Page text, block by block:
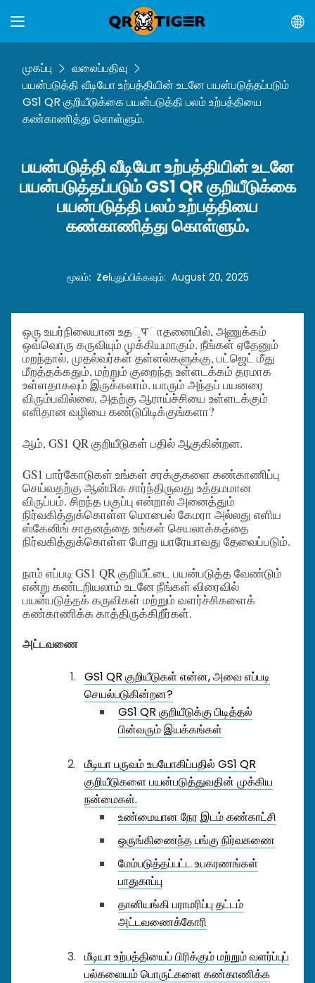
முகப்பு
வலைப்பதிவு
பயன்படுத்தி வீடியோ உற்பத்தியின் உடனே பயன்படுத்தப்படும்
GS1 QR குறியீடுக்கை பயன்படுத்தி பலம் உற்பத்தியை
கண்காணித்து கொள்ளும்.
பயன்படுத்தி வீடியோ உற்பத்தியின் உடனே
பயன்படுத்தப்படும் GS1 QR குறியீடுக்கை
பயன்படுத்தி பலம் உற்பத்தியை
கண்காணித்து கொள்ளும்.
மூலம்: Zelபுதுப்பிக்கவும்: August 20, 2025
ஒரு உயர்நிலையான உத्पாதனையில், அணுக்கம்
ஒவ்வொரு கருவியும் முக்கியமாகும். நீங்கள் ஏதேனும்
மறந்தால், முதல்வர்கள் தள்ளல்களுக்கு, பட்ஜெட் மீது
மீறத்தக்கதும், மற்றும் குறைந்த உள்ளடக்கம் தரமாக
உள்ளதாகவும் இருக்கலாம். யாரும் அந்தப் பயனரை
விரும்பவில்லை, அதற்கு ஆராய்ச்சியை உள்ளடக்கும்
எளிதான வழியை கண்டுபிடிக்குங்களா?
ஆம், GS1 QR குறியீடுகள் பதில் ஆகுகின்றன.
GS1 பார்கோடுகள் உங்கள் சரக்குகளை கண்காணிப்பு
செய்வதற்கு ஆன்மிக சார்ந்திருவது உத்தமமான
விருப்பம். சிறந்த பகுப்பு என்றால் அனைத்தும்
நிர்வகித்துக்கொள்ள மொபைல் கேமரா அல்லது எளிய
ஸ்கேனிங் சாதனத்தை உங்கள் செயலாக்கத்தை
நிர்வகித்துக்கொள்ள போது யாரேயாவது தேவைப்படும்.
நாம் எப்படி GS1 QR குறியீட்டை பயன்படுத்த வேண்டும்
என்று கண்டறியலாம் உடனே நீங்கள் விரைவில்
பயன்படுத்தக் கருவிகள் மற்றும் வளர்ச்சிகளைக்
கண்காணிக்க காத்திருக்கிறீர்கள்.
அட்டவணை
GS1 QR குறியீடுகள் என்ன, அவை எப்படி
செயல்படுகின்றன?
GS1 QR குறியீடுக்கு பிடித்தல்
பின்வரும் இயக்கங்கள்
மீடியா பருவம் உபயோகிப்பதில் GS1 QR
குறியீடுகளை பயன்படுத்துவதின் முக்கிய
நன்மைகள்.
உண்மையான நேர இடம் கண்காட்சி
ஒருங்கிணைந்த பங்கு நிர்வகணை
மேம்படுத்தப்பட்ட உபகரணங்கள்
பாதுகாப்பு
தானியங்கி பராமரிப்பு தட்டம்
அட்டவணைக்கோரி
மீடியா உற்பத்தியைப் பிரிக்கும் மற்றும் வளர்ப்புப்
பல்கலையம் பொருட்களை கண்காணிக்க